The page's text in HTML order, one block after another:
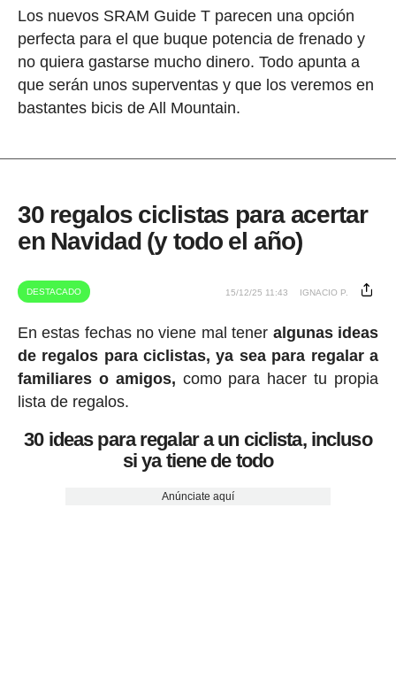
Los nuevos SRAM Guide T parecen una opción
perfecta para el que buque potencia de frenado y
no quiera gastarse mucho dinero. Todo apunta a
que serán unos superventas y que los veremos en
bastantes bicis de All Mountain.
30 regalos ciclistas para acertar
en Navidad (y todo el año)
DESTACADO 15/12/25 11:43 IGNACIO P.
En estas fechas no viene mal tener algunas ideas
de regalos para ciclistas, ya sea para regalar a
familiares o amigos, como para hacer tu propia
lista de regalos.
30 ideas para regalar a un ciclista, incluso
si ya tiene de todo
Anúnciate aquí